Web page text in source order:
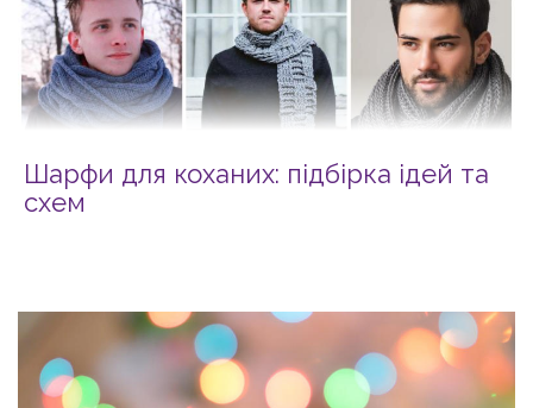
Шарфи для коханих: підбірка ідей та
схем